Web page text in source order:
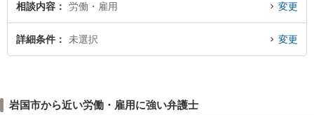
相談内容 労働・雇用 変更
詳細条件 未選択 変更
岩国市から近い労働・雇用に強い弁護士